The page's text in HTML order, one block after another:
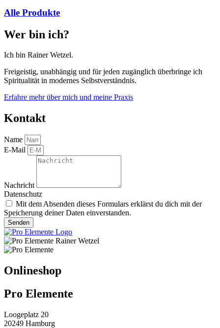
Alle Produkte
Wer bin ich?
Ich bin Rainer Wetzel.
Freigeistig, unabhängig und für jeden zugänglich überbringe ich
Spiritualität in modernes Selbstverständnis.
Erfahre mehr über mich und meine Praxis
Kontakt
Name
E-Mail
Nachricht
Datenschutz
Mit dem Absenden dieses Formulars erklärst du dich mit der
Speicherung deiner Daten einverstanden.
Senden
Onlineshop
Pro Elemente
Loogeplatz 20
20249 Hamburg